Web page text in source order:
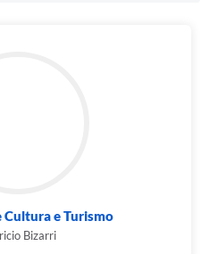
Cultura e Turismo
Bizarri